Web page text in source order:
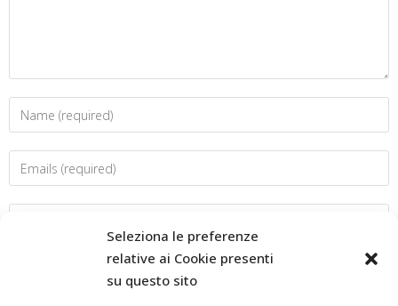
Seleziona le preferenze
relative ai Cookie presenti
su questo sito
Salva il mio nome, email e sito web in questo browser per la